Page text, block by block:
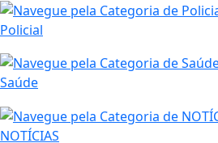
Policial
Saúde
NOTÍCIAS